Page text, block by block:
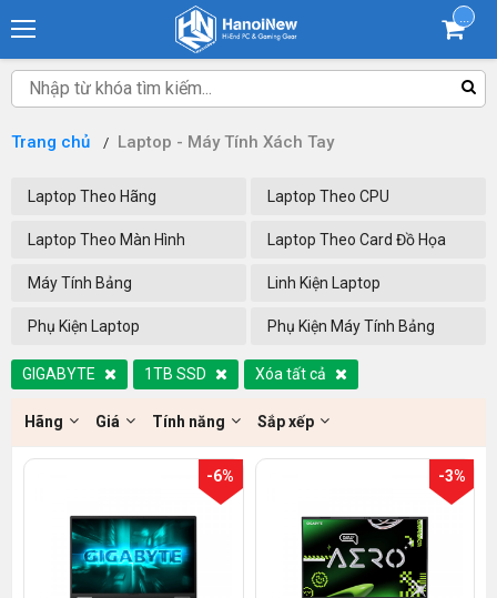
Trang chủ Laptop - Máy Tính Xách Tay
Laptop Theo Hãng Laptop Theo CPU
Laptop Theo Màn Hình Laptop Theo Card Đồ Họa
Máy Tính Bảng Linh Kiện Laptop
Phụ Kiện Laptop Phụ Kiện Máy Tính Bảng
GIGABYTE 1TB SSD Xóa tất cả
Hãng Giá Tính năng Sắp xếp
-6% -3%